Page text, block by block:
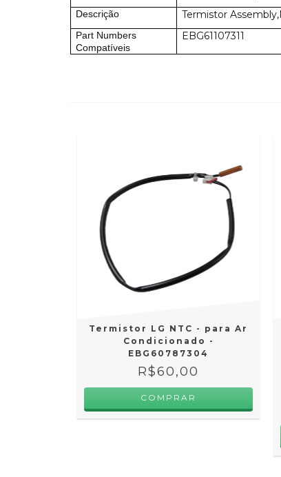
Descrição Termistor
Part Numbers
Compatíveis
EBG61107311
Termistor LG NTC - para Ar
Condicionado -
EBG60787304
R$60,00